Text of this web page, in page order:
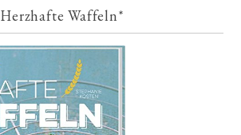
Herzhafte Waffeln*